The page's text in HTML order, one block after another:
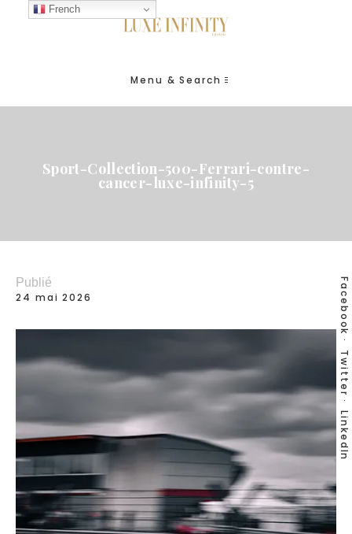
Menu & Search
Sport-Collection-500-Ferrari-contre-
cancer-luxe-infinity-5
Facebook
Twitter
LinkedIn
Publié
24 mai 2026
French